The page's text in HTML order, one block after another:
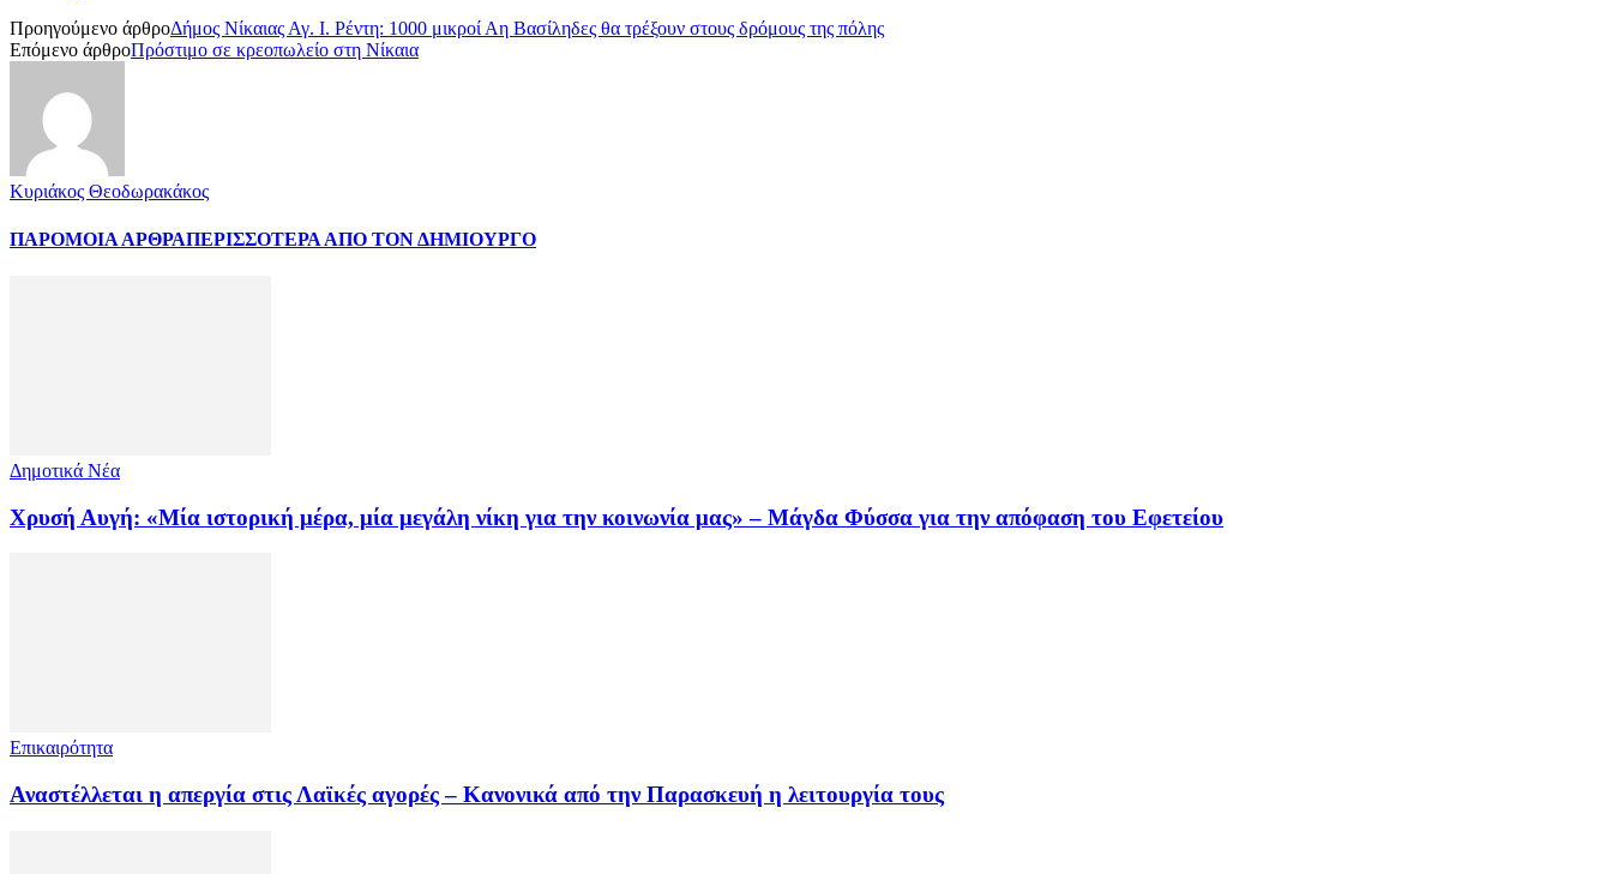
Προηγούμενο άρθροΔήμος Νίκαιας Αγ. Ι. Ρέντη: 1000 μικροί Αη Βασίληδες θα τρέξουν στους δρόμους της πόλης
Επόμενο άρθροΠρόστιμο σε κρεοπωλείο στη Νίκαια
Κυριάκος Θεοδωρακάκος
ΠΑΡΟΜΟΙΑ ΑΡΘΡΑΠΕΡΙΣΣΟΤΕΡΑ ΑΠΟ ΤΟΝ ΔΗΜΙΟΥΡΓΟ
Δημοτικά Νέα
Χρυσή Αυγή: «Μία ιστορική μέρα, μία μεγάλη νίκη για την κοινωνία μας» – Μάγδα Φύσσα για την απόφαση του Εφετείου
Επικαιρότητα
Αναστέλλεται η απεργία στις Λαϊκές αγορές – Κανονικά από την Παρασκευή η λειτουργία τους